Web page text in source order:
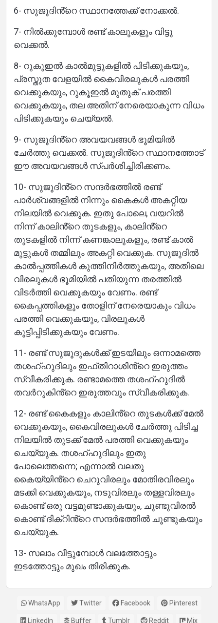
6- സുജൂദിൻ്റെ സ്ഥാനത്തേക്ക് നോക്കൽ.
7- നിൽക്കുമ്പോൾ രണ്ട് കാലുകളും വിട്ടു
വെക്കൽ.
8- റുകൂഇൽ കാൽമുട്ടുകളിൽ പിടിക്കുകയും,
പ്രസ്തുത വേളയിൽ കൈവിരലുകൾ പരത്തി
വെക്കുകയും, റുകൂഇൽ മുതുക് പരത്തി
വെക്കുകയും, തല അതിന് നേരെയാകുന്ന വിധം
പിടിക്കുകയും ചെയ്യൽ.
9- സുജൂദിൻ്റെ അവയവങ്ങൾ ഭൂമിയിൽ
ചേർത്തു വെക്കൽ. സുജൂദിൻ്റെ സ്ഥാനത്തോട്
ഈ അവയവങ്ങൾ സ്പർശിച്ചിരിക്കണം.
10- സുജൂദിൻ്റെ സന്ദർഭത്തിൽ രണ്ട്
പാർശ്വങ്ങളിൽ നിന്നും കൈകൾ അകറ്റിയ
നിലയിൽ വെക്കുക. ഇതു പോലെ, വയറിൽ
നിന്ന് കാലിൻ്റെ തുടകളും, കാലിൻ്റെ
തുടകളിൽ നിന്ന് കണങ്കാലുകളും, രണ്ട് കാൽ
മുട്ടുകൾ തമ്മിലും അകറ്റി വെക്കുക. സുജൂദിൽ
കാൽപ്പത്തികൾ കുത്തിനിർത്തുകയും, അതിലെ
വിരലുകൾ ഭൂമിയിൽ പതിയുന്ന തരത്തിൽ
വിടർത്തി വെക്കുകയും വേണം. രണ്ട്
കൈപ്പത്തികളും തോളിന് നേരെയാകും വിധം
പരത്തി വെക്കുകയും, വിരലുകൾ
കൂട്ടിപ്പിടിക്കുകയും വേണം.
11- രണ്ട് സുജൂദുകൾക്ക് ഇടയിലും ഒന്നാമത്തെ
തശഹ്ഹുദിലും ഇഫ്തിറാശിൻ്റെ ഇരുത്തം
സ്വീകരിക്കുക. രണ്ടാമത്തെ തശഹ്ഹുദിൽ
തവർറുകിൻ്റെ ഇരുത്തവും സ്വീകരിക്കുക.
12- രണ്ട് കൈകളും കാലിൻ്റെ തുടകൾക്ക് മേൽ
വെക്കുകയും, കൈവിരലുകൾ ചേർത്തു പിടിച്ച
നിലയിൽ തുടക്ക് മേൽ പരത്തി വെക്കുകയും
ചെയ്യുക. തശഹ്ഹുദിലും ഇതു
പോലെത്തന്നെ; എന്നാൽ വലതു
കൈയ്യിൻ്റെ ചെറുവിരലും മോതിരവിരലും
മടക്കി വെക്കുകയും, നടുവിരലും തള്ളവിരലും
കൊണ്ട് ഒരു വട്ടമുണ്ടാക്കുകയും, ചൂണ്ടുവിരൽ
കൊണ്ട് ദിക്റിൻ്റെ സന്ദർഭത്തിൽ ചൂണ്ടുകയും
ചെയ്യുക.
13- സലാം വീട്ടുമ്പോൾ വലത്തോട്ടും
ഇടത്തോട്ടും മുഖം തിരിക്കുക.
WhatsApp Twitter Facebook Pinterest
LinkedIn Buffer Tumblr Reddit Mix